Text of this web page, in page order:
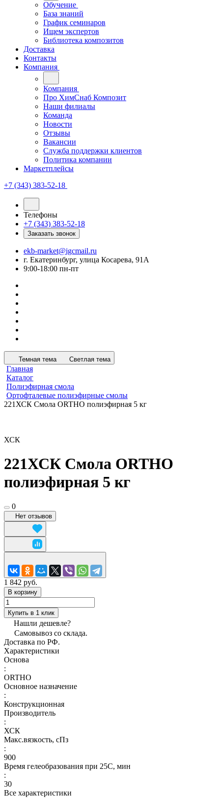
Обучение
База знаний
График семинаров
Ищем экспертов
Библиотека композитов
Доставка
Контакты
Компания
Компания
Про ХимСнаб Композит
Наши филиалы
Команда
Новости
Отзывы
Вакансии
Служба поддержки клиентов
Политика компании
Маркетплейсы
+7 (343) 383-52-18
Телефоны
+7 (343) 383-52-18
Заказать звонок
ekb-market@igcmail.ru
г. Екатеринбург, улица Косарева, 91А
9:00-18:00 пн-пт
Темная тема Светлая тема
Главная
Каталог
Полиэфирная смола
Ортофталевые полиэфирные смолы
221ХСК Смола ORTHO полиэфирная 5 кг
ХСК
221ХСК Смола ORTHO
полиэфирная 5 кг
0
Нет отзывов
1 842 руб.
В корзину
Купить в 1 клик
Нашли дешевле?
Самовывоз со склада.
Доставка по РФ.
Характеристики
Основа
:
ORTHO
Основное назначение
:
Конструкционная
Производитель
:
ХСК
Макс.вязкoсть, сПз
:
900
Время гелеобразования при 25С, мин
:
30
Все характеристики